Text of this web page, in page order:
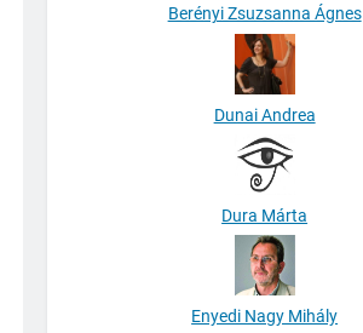
Berényi Zsuzsanna Ágnes
Dunai Andrea
Dura Márta
Enyedi Nagy Mihály